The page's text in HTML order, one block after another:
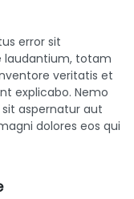
error sit
laudantium, totam
veritatis et
explicabo. Nemo
aspernatur aut
dolores eos qui